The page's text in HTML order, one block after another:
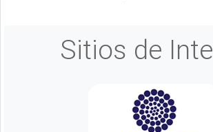
Sitios de